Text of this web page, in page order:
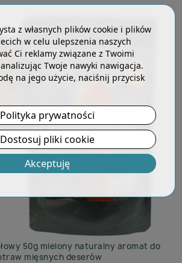
50g mielony naturalny aromat do
mięsnych deserów
z własnych plików cookie i plików
w celu ulepszenia naszych
Ci reklamy związane z Twoimi
Twoje nawyki nawigacja.
na jego użycie, naciśnij przycisk
Polityka prywatności
Dostosuj pliki cookie
Akceptuję